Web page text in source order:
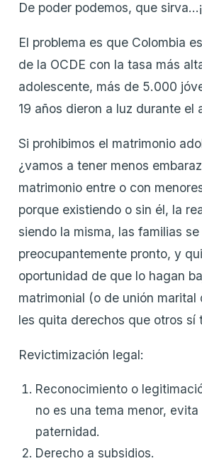
De poder podemos, que
El problema es que Colombia
de la OCDE con la tasa más
adolescente, más de 5.000
19 años dieron a luz durante el
Si prohibimos el matrimonio
¿vamos a tener menos
matrimonio entre o con
porque existiendo o sin él, la
siendo la misma, las familias
preocupantemente pronto, y
oportunidad de que lo hagan
matrimonial (o de unión marital
les quita derechos que otros sí
Revictimización legal:
Reconocimiento o
no es una tema menor, evita
paternidad.
Derecho a subsidios.